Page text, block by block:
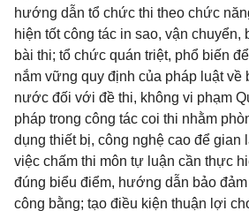
hướng dẫn tổ chức thi theo chức
hiện tốt công tác in sao, vận chuyển,
bài thi; tổ chức quán triệt, phổ biến
nắm vững quy định của pháp luật về
nước đối với đề thi, không vi phạm
pháp trong công tác coi thi nhằm
dụng thiết bị, công nghệ cao để gian
việc chấm thi môn tự luận cần thực
đúng biểu điểm, hướng dẫn bảo
công bằng; tạo điều kiện thuận lợi